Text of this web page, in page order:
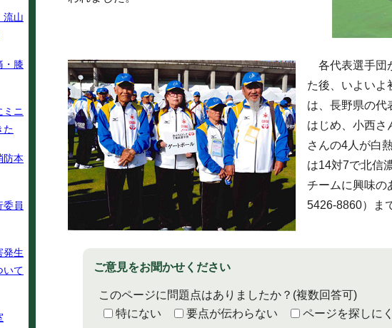
各代表選手団
た後、いよいよ
は、長野県の代
はじめ、小西さ
さんの4人が白
は14対7で北信
チームに興味の
5426-8860）ま
ご意見をお聞かせください
このページに問題点はありましたか？ (複数回答可)
特にない
要点が伝わらない ページを探しに
山
膝
ミニ
た
防本
委員
発生
いて